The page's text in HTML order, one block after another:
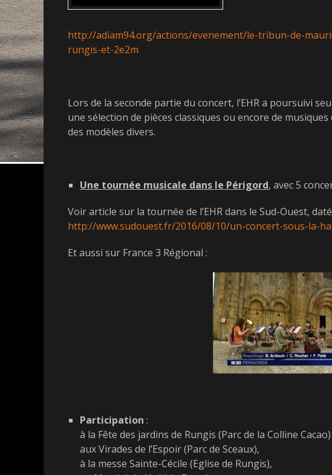
http://adiam94.org/actions/evenement/le-tribun-de-
rungis-et-2e2m
Lors de la seconde partie du concert, l’EHR a poursuivi
une sélection de pièces classiques ou encore de
des modèles divers.
Une tournée musicale dans le Périgord, avec 5
Voir article sur la tournée de l’EHR dans le Sud-Ouest,
http://www.sudouest.fr/2016/08/10/un-concert-sous-la-
Et aussi sur France 3 Régional :
Participation :
à la Fête des jardins de Rungis (Parc de la Colline Cacao)
aux Virades de l’Espoir (Parc de Sceaux),
à la messe Sainte-Cécile (Eglise de Rungis),